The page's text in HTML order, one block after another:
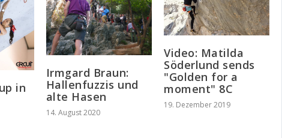
in
Irmgard Braun:
Hallenfuzzis und
alte Hasen
14. August 2020
Video: Matilda
Söderlund sends
"Golden for a
moment" 8C
19. Dezember 2019